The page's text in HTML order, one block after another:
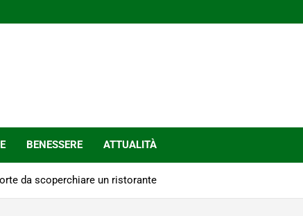
BENESSERE ATTUALITÀ
da scoperchiare un ristorante